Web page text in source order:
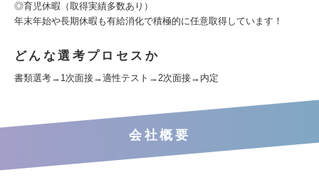
◎育児休暇（取得実績多数あり）
年末年始や長期休暇も有給消化で積極的に任意取得しています！
どんな選考プロセスか
書類選考→1次面接→適性テスト→2次面接→内定
会社概要